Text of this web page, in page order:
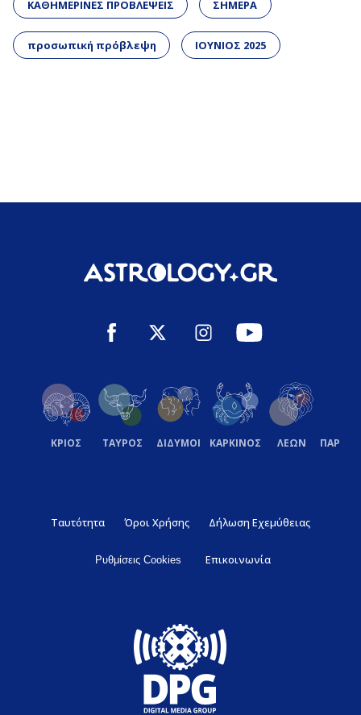
ΚΑΘΗΜΕΡΙΝΕΣ ΠΡΟΒΛΕΨΕΙΣ ΣΗΜΕΡΑ
προσωπική πρόβλεψη ΙΟΥΝΙΟΣ 2025
ΚΡΙΟΣ ΤΑΥΡΟΣ ΔΙΔΥΜΟΙ ΚΑΡΚΙΝΟΣ ΛΕΩΝ
Ταυτότητα Όροι Χρήσης Δήλωση Εχεμύθειας
Ρυθμίσεις Cookies Επικοινωνία